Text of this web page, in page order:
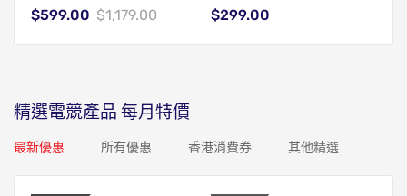
$599.00 $1,179.00 $299.00
精選電競產品 每月特價
最新優惠 所有優惠 香港消費券 其他精選